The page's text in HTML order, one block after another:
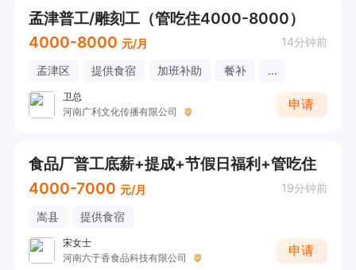
孟津普工/雕刻工（管吃住4000-8000）
4000-8000 元/月 14分钟前
孟津区 提供食宿 加班补助 餐补 ...
卫总
河南广利文化传播有限公司
申请
食品厂普工底薪+提成+节假日福利+管吃住
4000-7000 元/月 19分钟前
嵩县 提供食宿
宋女士
河南六于香食品科技有限公司
申请